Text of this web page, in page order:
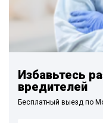
Избавьтесь
вредителей
Бесплатный выезд по